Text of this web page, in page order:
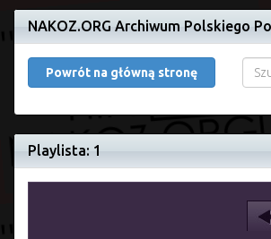
NAKOZ.ORG Archiwum Polskiego
Powrót na główną stronę
Playlista: 1